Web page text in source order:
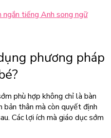
tiếng Anh song ngữ
phương pháp
phù hợp không chỉ là bàn
thân mà còn quyết định
Các lợi ích mà giáo dục sớm